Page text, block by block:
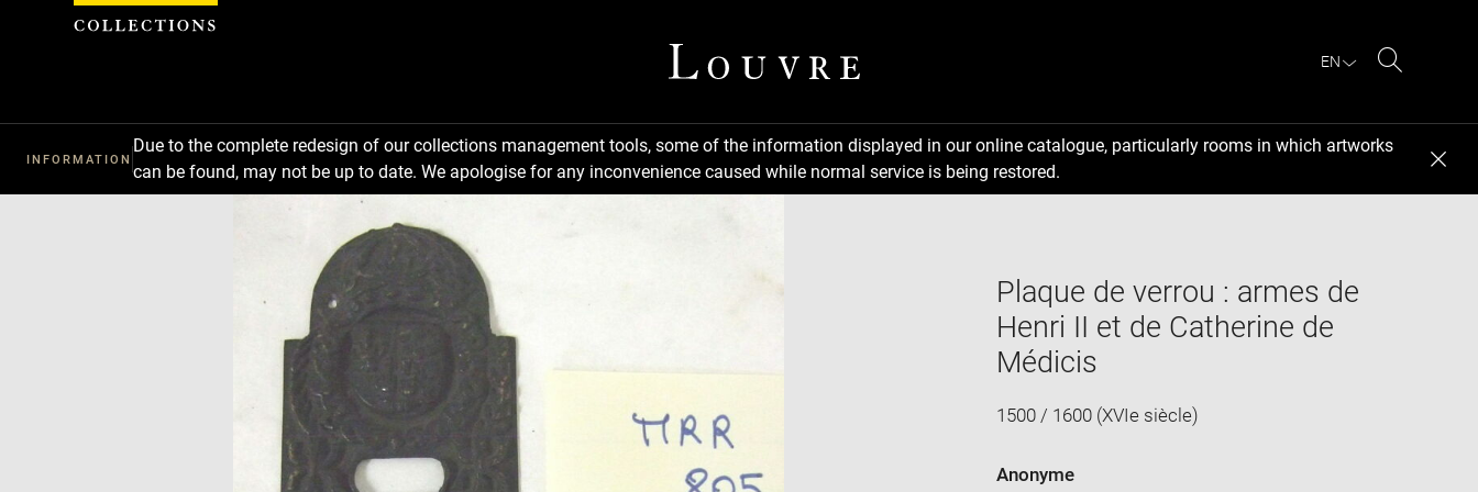
EN
INFORMATION
Due to the complete redesign of our collections management tools, some of the information displayed in our online catalogue, particularly rooms in which artworks
can be found, may not be up to date. We apologise for any inconvenience caused while normal service is being restored.
Plaque de verrou : armes de
Henri II et de Catherine de
Médicis
1500 / 1600 (XVIe siècle)
Anonyme
Cookies management panel